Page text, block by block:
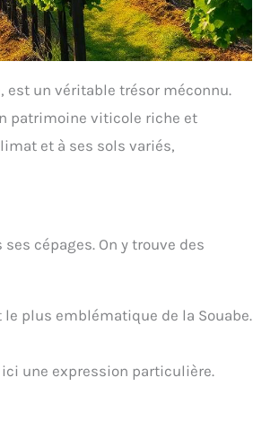
est un véritable trésor méconnu.
patrimoine viticole riche et
et à ses sols variés,
cépages. On y trouve des
plus emblématique de la Souabe.
une expression particulière.